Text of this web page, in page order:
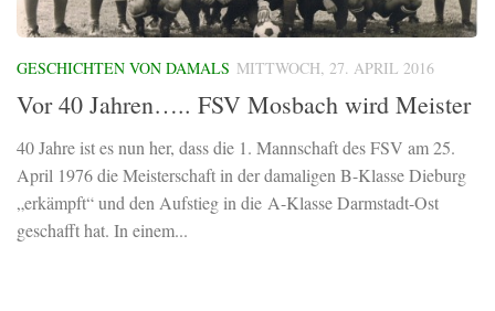
GESCHICHTEN VON DAMALS MITTWOCH, 27. APRIL 2016
Vor 40 Jahren….. FSV Mosbach wird Meister
40 Jahre ist es nun her, dass die 1. Mannschaft des FSV am 25.
April 1976 die Meisterschaft in der damaligen B-Klasse Dieburg
„erkämpft“ und den Aufstieg in die A-Klasse Darmstadt-Ost
geschafft hat. In einem...